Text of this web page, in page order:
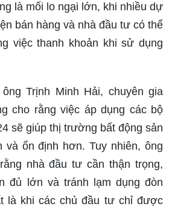
là mối lo ngại lớn, khi nhiều dự
bán hàng và nhà đầu tư có thể
việc thanh khoản khi sử dụng
Trịnh Minh Hải, chuyên gia
cho rằng việc áp dụng các bộ
sẽ giúp thị trường bất động sản
và ổn định hơn. Tuy nhiên, ông
nhà đầu tư cần thận trọng,
đủ lớn và tránh lạm dụng đòn
là khi các chủ đầu tư chỉ được